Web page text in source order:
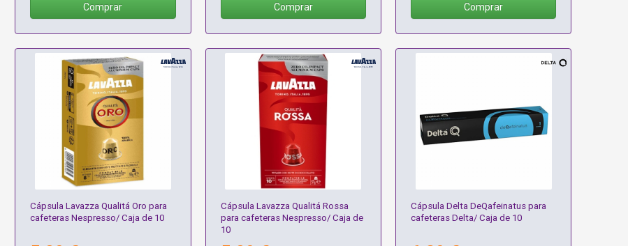
Comprar Comprar Comprar
Cápsula Lavazza Qualitá Oro para
cafeteras Nespresso/ Caja de 10
Cápsula Lavazza Qualitá Rossa
para cafeteras Nespresso/ Caja de
10
Cápsula Delta DeQafeinatus para
cafeteras Delta/ Caja de 10